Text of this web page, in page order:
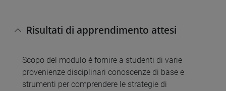
Risultati di apprendimento attesi
Scopo del modulo è fornire a studenti di varie
provenienze disciplinari conoscenze di base e
strumenti per comprendere le strategie di